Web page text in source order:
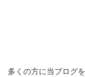
多くの方に当ブログ